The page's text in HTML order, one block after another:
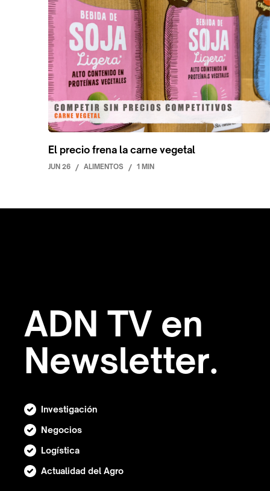
El precio frena la carne vegetal
JUN 26 / ALIMENTOS / 1 MIN
ADN TV en
Newsletter.
Investigación
Negocios
Logística
Actualidad del Agro